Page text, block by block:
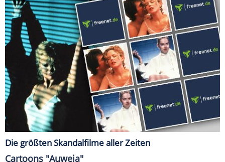
Die größten Skandalfilme aller Zeiten
Cartoons "Auweia"